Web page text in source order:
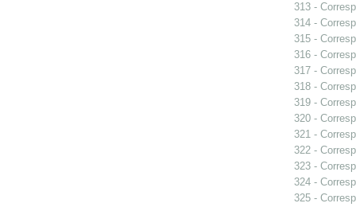
313 -
314 -
315 -
316 -
317 -
318 -
319 -
320 -
321 -
322 -
323 -
324 -
325 -